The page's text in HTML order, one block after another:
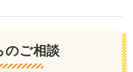
のご相談